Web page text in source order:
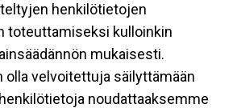
henkilötietojen
toteuttamiseksi kulloinkin
mukaisesti.
olla velvoitettuja säilyttämään
noudattaaksemme